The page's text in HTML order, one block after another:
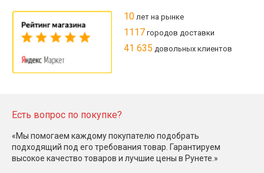
10 лет на рынке
1117 городов доставки
41 635 довольных клиентов
Есть вопрос по покупке?
«Мы помогаем каждому покупателю подобрать
подходящий под его требования товар. Гарантируем
высокое качество товаров и лучшие цены в Рунете.»